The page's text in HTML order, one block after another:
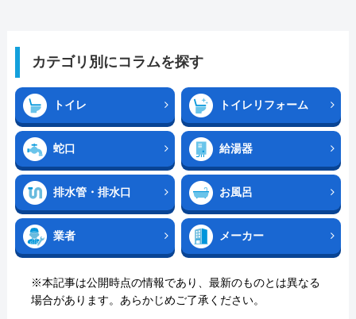
カテゴリ別にコラムを探す
トイレ トイレリフォーム
蛇口 給湯器
排水管・排水口 お風呂
業者 メーカー
※本記事は公開時点の情報であり、最新のものとは異なる
場合があります。あらかじめご了承ください。